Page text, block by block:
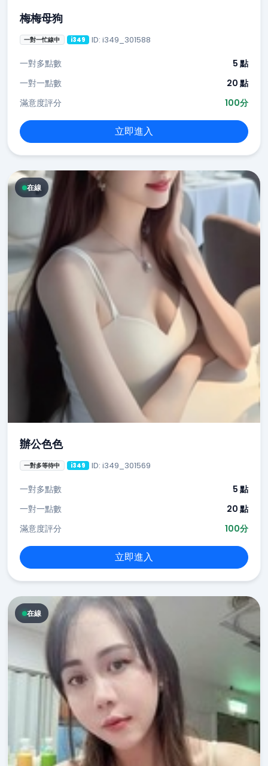
梅梅母狗
一對一忙線中 i349 ID: i349_301588
一對多點數
5 點
一對一點數
20 點
滿意度評分
100分
立即進入
在線
辦公色色
一對多等待中 i349 ID: i349_301569
一對多點數
5 點
一對一點數
20 點
滿意度評分
100分
立即進入
在線